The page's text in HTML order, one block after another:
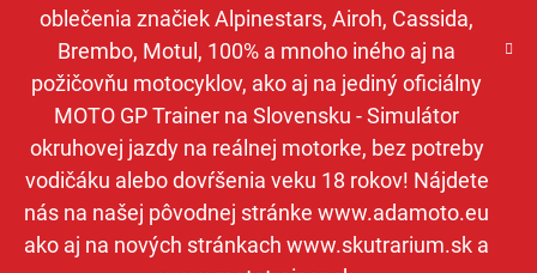
oblečenia značiek Alpinestars, Airoh, Cassida,
Brembo, Motul, 100% a mnoho iného aj na
požičovňu motocyklov, ako aj na jediný oficiálny
MOTO GP Trainer na Slovensku - Simulátor
okruhovej jazdy na reálnej motorke, bez potreby
vodičáku alebo dovŕšenia veku 18 rokov! Nájdete
nás na našej pôvodnej stránke www.adamoto.eu
ako aj na nových stránkach www.skutrarium.sk a